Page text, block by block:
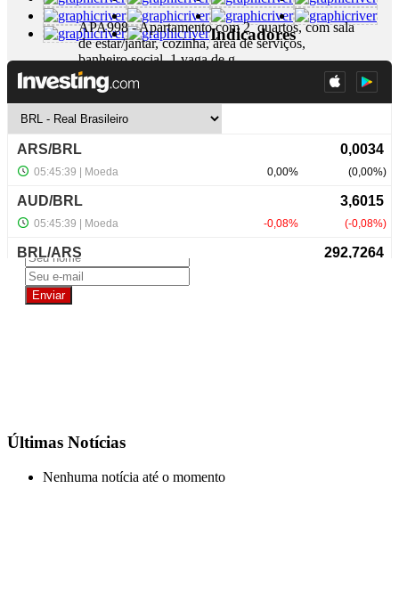
APA998 - Apartamento com 2 quartos, com sala
de estar/jantar, cozinha, área de serviços,
banheiro social, 1 vaga de g...
+ Detalhes
R$ 180.000,00
Indicadores
NewsLetter
Últimas Notícias
Nenhuma notícia até o momento